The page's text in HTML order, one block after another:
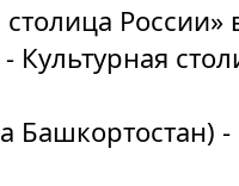
России»
Культурная
-